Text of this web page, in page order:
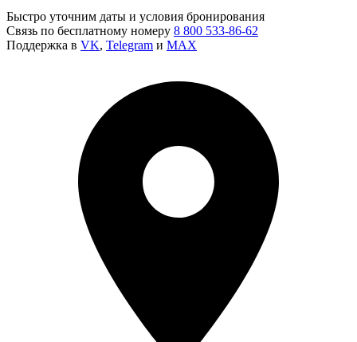
Быстро уточним даты и условия бронирования
Связь по бесплатному номеру 8 800 533-86-62
Поддержка в VK, Telegram и MAX